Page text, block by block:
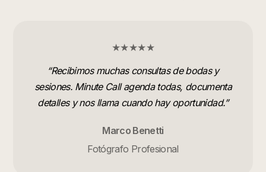
★★★★★
“Recibimos muchas consultas de bodas y
sesiones. Minute Call agenda todas, documenta
detalles y nos llama cuando hay oportunidad.”
Marco Benetti
Fotógrafo Profesional